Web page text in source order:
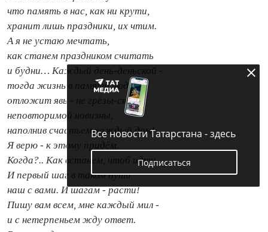
что память в нас, как ни крути,
хранит лишь праздники, их чтим.
А я не устаю мечтать,
как станем праздником считать
и будни… Каждый день‑деньской -
тогда жизнь в памяти людской
отложит явь - не грёзы‑сны -
неповторимой новизны,
наполнив счастьем каждый дом!
Я верю - к этому придём.
Когда?.. Как встанем, чтоб идти.
И первый шаг в таком пути
наш с вами. И шагам - расти!
Пишу вам всем, мне каждый мил -
и с нетерпеньем жду ответ.
Все новости Татарстана - здесь
Подписаться